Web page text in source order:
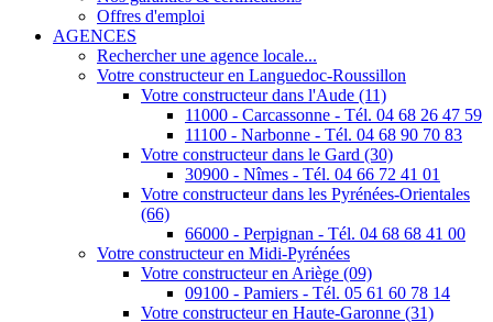
Offres d'emploi
AGENCES
Rechercher une agence locale...
Votre constructeur en Languedoc-Roussillon
Votre constructeur dans l'Aude (11)
11000 - Carcassonne - Tél. 04 68 26 47 59
11100 - Narbonne - Tél. 04 68 90 70 83
Votre constructeur dans le Gard (30)
30900 - Nîmes - Tél. 04 66 72 41 01
Votre constructeur dans les Pyrénées-Orientales
(66)
66000 - Perpignan - Tél. 04 68 68 41 00
Votre constructeur en Midi-Pyrénées
Votre constructeur en Ariège (09)
09100 - Pamiers - Tél. 05 61 60 78 14
Votre constructeur en Haute-Garonne (31)